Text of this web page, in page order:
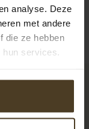
analyse. Deze
met andere
die ze hebben
services.